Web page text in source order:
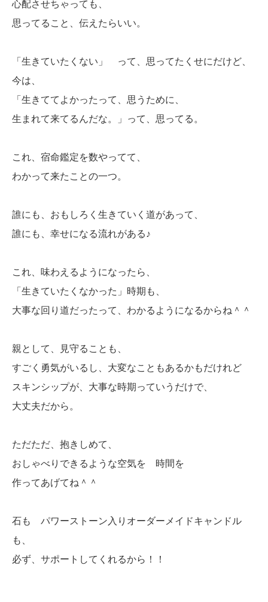
心配させちゃっても、
思ってること、伝えたらいい。
「生きていたくない」 って、思ってたくせにだけど、
今は、
「生きててよかったって、思うために、
生まれて来てるんだな。」って、思ってる。
これ、宿命鑑定を数やってて、
わかって来たことの一つ。
誰にも、おもしろく生きていく道があって、
誰にも、幸せになる流れがある♪
これ、味わえるようになったら、
「生きていたくなかった」時期も、
大事な回り道だったって、わかるようになるからね＾＾
親として、見守ることも、
すごく勇気がいるし、大変なこともあるかもだけれど
スキンシップが、大事な時期っていうだけで、
大丈夫だから。
ただただ、抱きしめて、
おしゃべりできるような空気を 時間を
作ってあげてね＾＾
石も パワーストーン入りオーダーメイドキャンドル
も、
必ず、サポートしてくれるから！！